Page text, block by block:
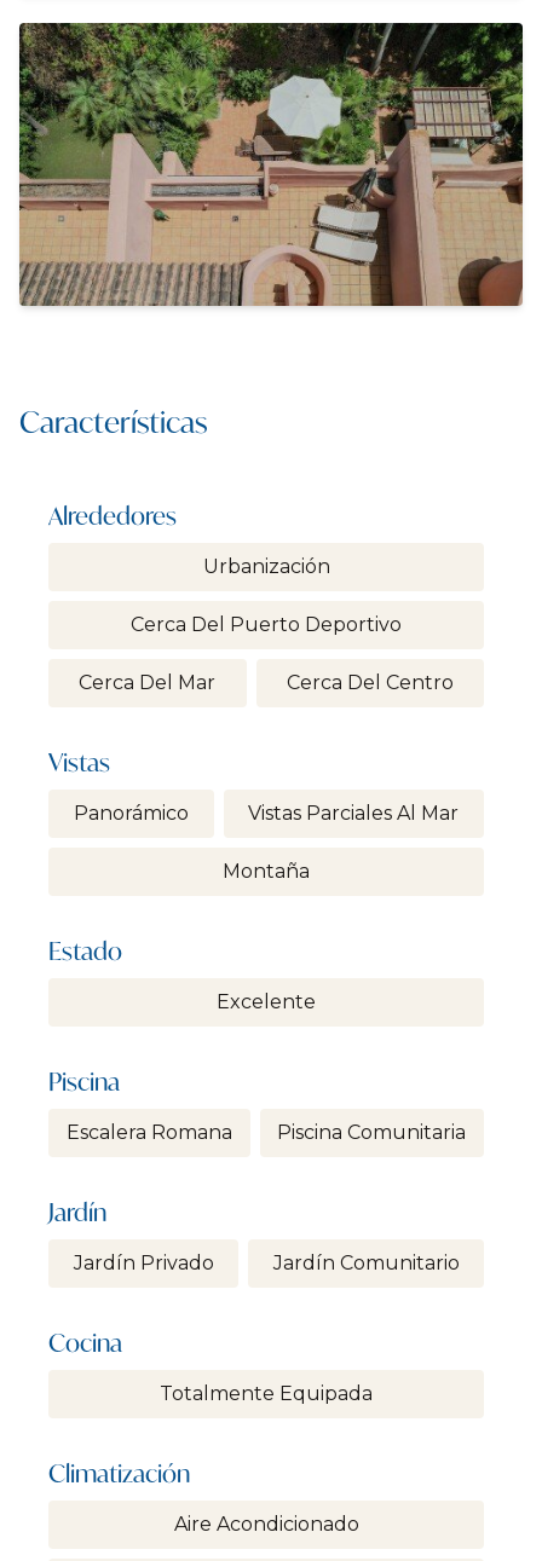
Características
Alrededores
Urbanización
Cerca Del Puerto Deportivo
Cerca Del Mar Cerca Del Centro
Vistas
Panorámico Vistas Parciales Al Mar
Montaña
Estado
Excelente
Piscina
Escalera Romana Piscina Comunitaria
Jardín
Jardín Privado Jardín Comunitario
Cocina
Totalmente Equipada
Climatización
Aire Acondicionado